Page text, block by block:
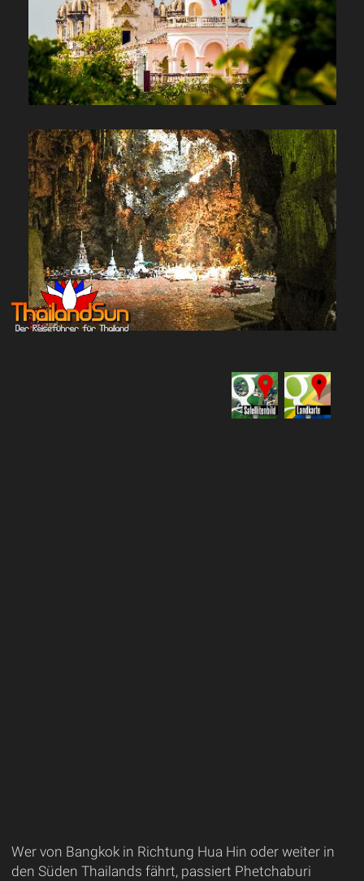
Wer von Bangkok in Richtung Hua Hin oder weiter in
den Süden Thailands fährt, passiert Phetchaburi